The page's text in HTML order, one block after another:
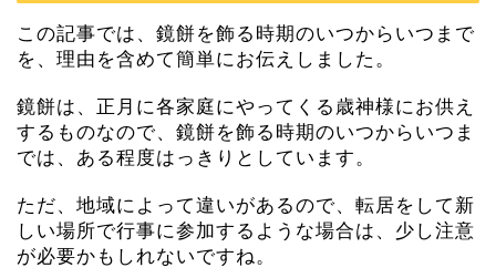
この記事では、鏡餅を飾る時期のいつからいつまで
を、理由を含めて簡単にお伝えしました。
鏡餅は、正月に各家庭にやってくる歳神様にお供え
するものなので、鏡餅を飾る時期のいつからいつま
では、ある程度はっきりとしています。
ただ、地域によって違いがあるので、転居をして新
しい場所で行事に参加するような場合は、少し注意
が必要かもしれないですね。